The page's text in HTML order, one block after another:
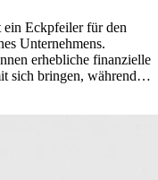
Eckpfeiler für den
Unternehmens.
erhebliche finanzielle
sich bringen, während…